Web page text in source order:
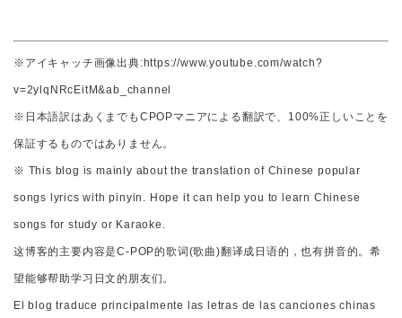
※アイキャッチ画像出典:https://www.youtube.com/watch?
v=2ylqNRcEitM&ab_channel
※日本語訳はあくまでもCPOPマニアによる翻訳で、100%正しいことを
保証するものではありません。
※ This blog is mainly about the translation of Chinese popular
songs lyrics with pinyin. Hope it can help you to learn Chinese
songs for study or Karaoke.
这博客的主要内容是C-POP的歌词(歌曲)翻译成日语的，也有拼音的。希
望能够帮助学习日文的朋友们。
El blog traduce principalmente las letras de las canciones chinas